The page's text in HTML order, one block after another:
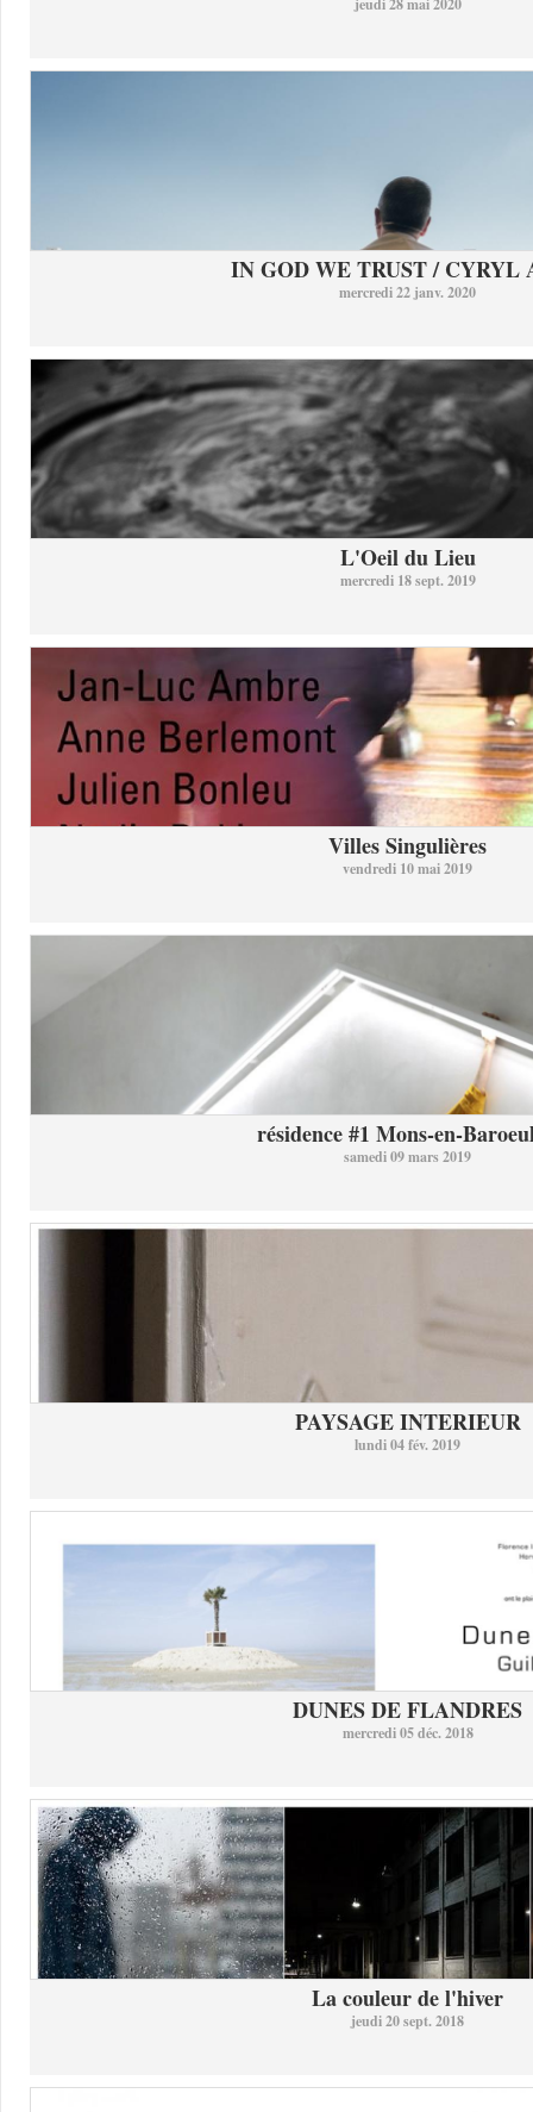
jeudi 28 mai 2020
IN GOD WE TRUST / CYRYL
mercredi 22 janv. 2020
L'Oeil du Lieu
mercredi 18 sept. 2019
Villes Singulières
vendredi 10 mai 2019
résidence #1 Mons-en-
samedi 09 mars 2019
PAYSAGE INTERIEUR
lundi 04 fév. 2019
DUNES DE FLANDRES
mercredi 05 déc. 2018
La couleur de l'hiver
jeudi 20 sept. 2018